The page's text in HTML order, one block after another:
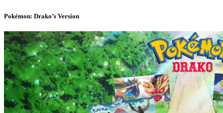
Pokémon: Drako’s Version